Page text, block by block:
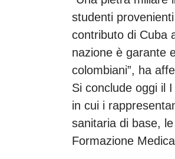
studenti
contributo di Cuba
nazione è garante
colombiani”, ha
Si conclude oggi il
in cui i
sanitaria di base,
Formazione